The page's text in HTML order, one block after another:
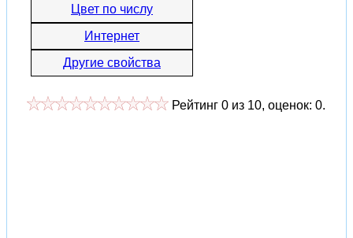
Цвет по числу
Интернет
Другие свойства
Рейтинг 0 из 10, оценок: 0.